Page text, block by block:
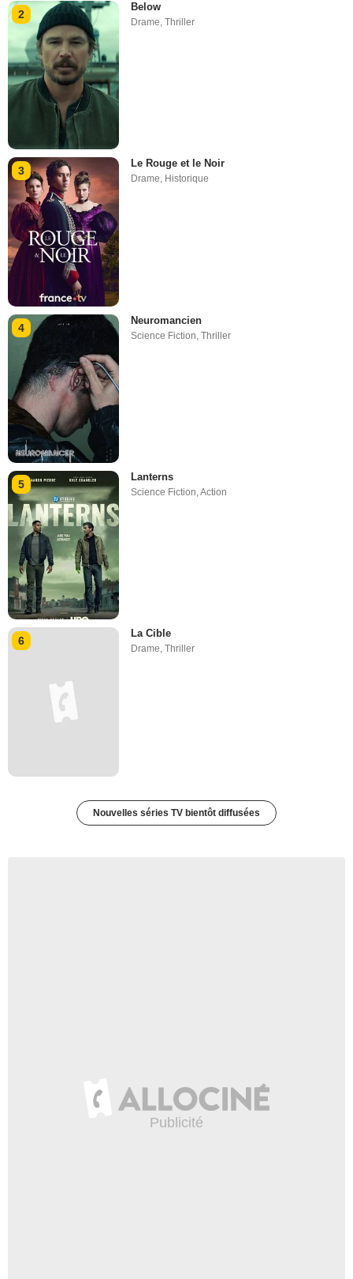
2
Below
Drame,Thriller
3
Le Rouge et le Noir
Drame, Historique
4
Neuromancien
Science Fiction ,Thriller
5
Lanterns
Science Fiction,Action
6
La Cible
Drame,Thriller
Nouvelles séries TV bientôt diffusées